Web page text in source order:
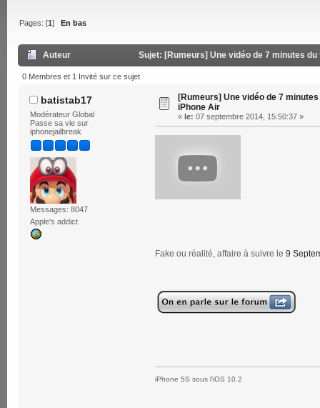
Pages: [1] En bas
Auteur Sujet: [Rumeurs] Une vidéo de 7 minutes
0 Membres et 1 Invité sur ce sujet
batistab17
Modérateur Global
Passe sa vie sur
iphonejailbreak
Messages: 8047
Apple's addict
[Rumeurs] Une vidéo de 7
iPhone Air
« le: 07 septembre 2014, 15:50:37 »
Fake ou réalité, affaire à suivre le 9
iPhone 5S sous l'iOS 10.2